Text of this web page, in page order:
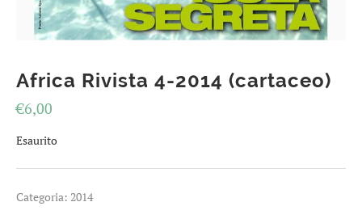
Africa Rivista 4-2014 (cartaceo)
€6,00
Esaurito
Categoria: 2014